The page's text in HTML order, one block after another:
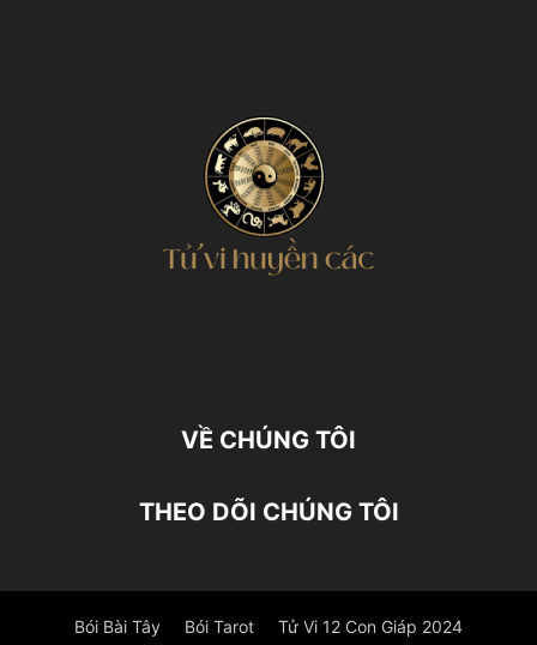
VỀ CHÚNG TÔI
THEO DÕI CHÚNG TÔI
Bói Bài Tây Bói Tarot Tử Vi 12 Con Giáp 2024